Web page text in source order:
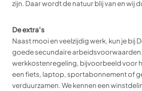
zijn. Daar wordt de natuur blij van en wij
De extra's
Naast mooi en veelzijdig werk, kun je bij
goede secundaire
werkkostenregeling, bijvoorbeeld voor
een fiets, laptop, sportabonnement of
verduurzamen. We kennen een